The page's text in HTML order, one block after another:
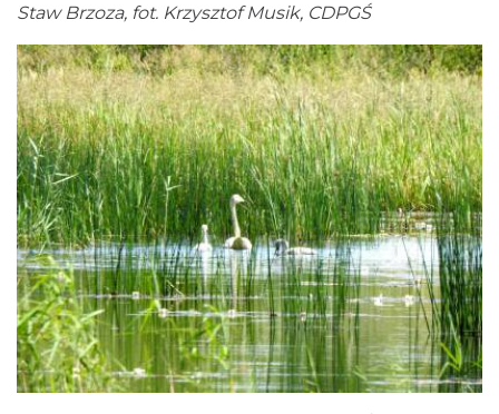
Staw Brzoza, fot. Krzysztof Musik, CDPGŚ